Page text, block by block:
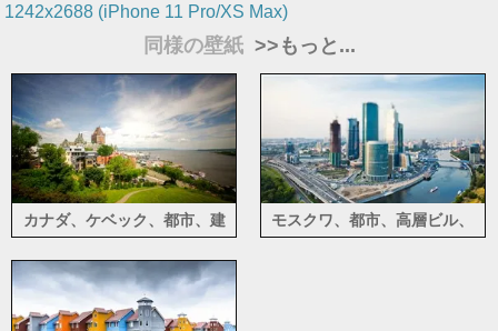
1242x2688 (iPhone 11 Pro/XS Max)
同様の壁紙 >>もっと...
カナダ、ケベック、都市、建
モスクワ、都市、高層ビル、